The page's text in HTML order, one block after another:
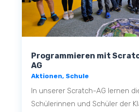
Programmieren mit
AG
Aktionen, Schule
In unserer Scratch-AG lernen
Schülerinnen und Schüler der